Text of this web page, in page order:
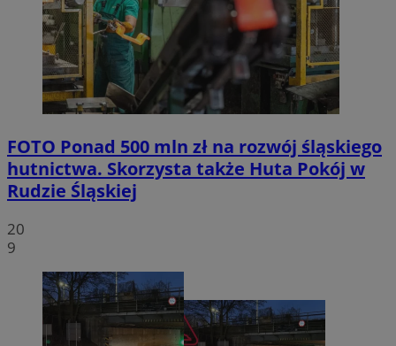
FOTO Ponad 500 mln zł na rozwój śląskiego
hutnictwa. Skorzysta także Huta Pokój w
Rudzie Śląskiej
20
9